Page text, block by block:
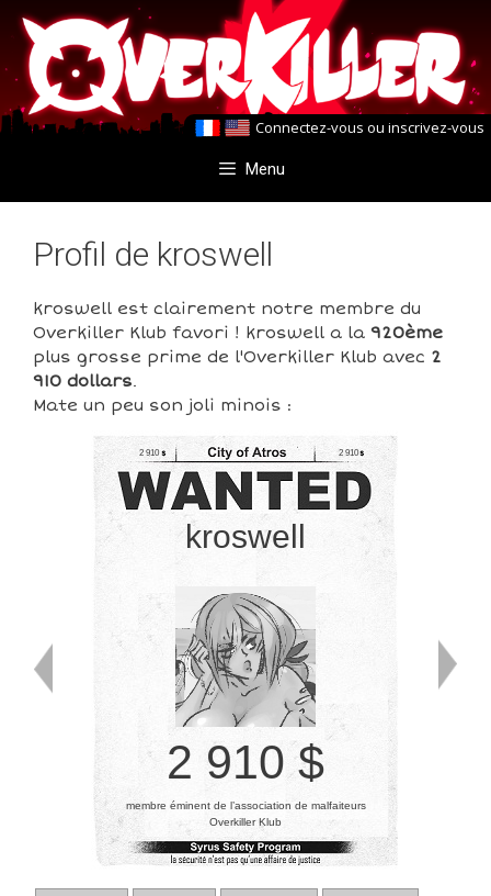
Aller
au
contenu
Aller
au
contenu
Connectez-vous ou inscrivez-vous
Menu
Profil de kroswell
kroswell est clairement notre membre du
Overkiller Klub favori ! kroswell a la 920ème
plus grosse prime de l'Overkiller Klub avec 2
910 dollars.
Mate un peu son joli minois :
2 910
kroswell
2 910
2 910 $
membre éminent de l’association de malfaiteurs
Overkiller Klub